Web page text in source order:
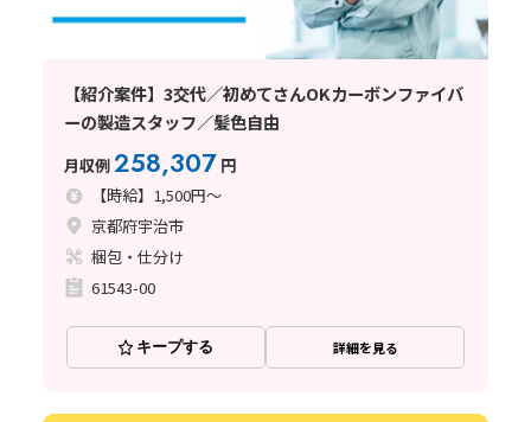
【紹介案件】3交代／初めてさんOKカーボンファイバ
ーの製造スタッフ／髪色自由
月収例258,307 円
【時給】1,500円～
京都府宇治市
梱包・仕分け
61543-00
キープする 詳細を見る